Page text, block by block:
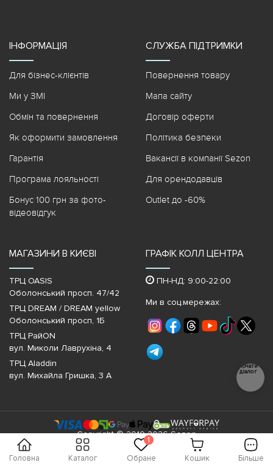
Головна Каталог Обране
1
Кошик Більше
ІНФОРМАЦІЯ
Для бізнес-клієнтів
Ми у ЗМІ
Обмін та повернення
Як оформити замовлення
Гарантія
Програма лояльності
Бонус 100 грн за фото-
відеовідгук
СЛУЖБА ПІДТРИМКИ
Повернення товару
Мапа сайту
Договір оферти
Політика безпеки
Вакансії в компанії Sezon
Для орендодавців
Outlet до -60%
МАГАЗИНИ В КИЄВІ
ТРЦ OASIS
Оболонський просп. 47/42
ТРЦ DREAM / DREAM yellow
Оболонський просп, 1Б
ТРЦ РайON
вул. Миколи Лаврухіна, 4
ТРЦ Aladdin
вул. Михайла Гришка, 3 А
ГРАФІК КОЛЛ ЦЕНТРА
ПН-НД: 9:00-22:00
Ми в соц.мережах:
Copyright © 2010-2026 Sezon
Почати
діалог